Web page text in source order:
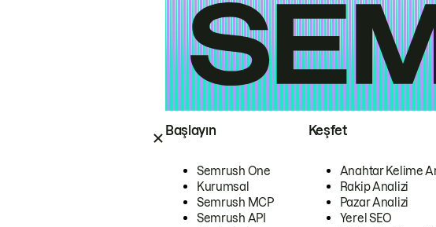
Başlayın
Semrush One
Kurumsal
Semrush MCP
Semrush API
Keşfet
Anahtar Kelime
Rakip Analizi
Pazar Analizi
Yerel SEO